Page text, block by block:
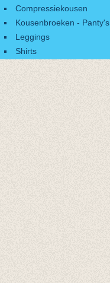
Compressiekousen
Kousenbroeken - Panty's
Leggings
Shirts